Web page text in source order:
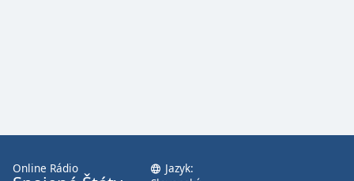
Online Rádio
Jazyk: